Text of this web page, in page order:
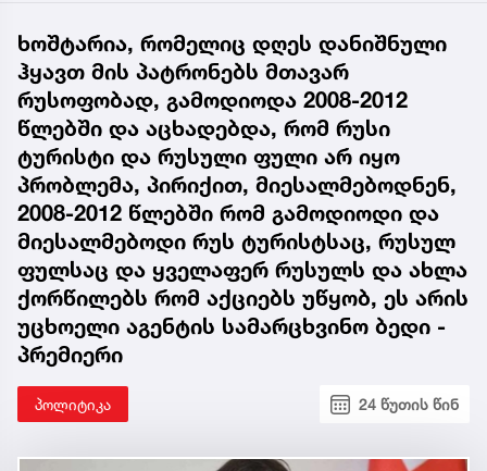
ხოშტარია, რომელიც დღეს დანიშნული
ჰყავთ მის პატრონებს მთავარ
რუსოფობად, გამოდიოდა 2008-2012
წლებში და აცხადებდა, რომ რუსი
ტურისტი და რუსული ფული არ იყო
პრობლემა, პირიქით, მიესალმებოდნენ,
2008-2012 წლებში რომ გამოდიოდი და
მიესალმებოდი რუს ტურისტსაც, რუსულ
ფულსაც და ყველაფერ რუსულს და ახლა
ქორწილებს რომ აქციებს უწყობ, ეს არის
უცხოელი აგენტის სამარცხვინო ბედი -
პრემიერი
პოლიტიკა 24 წუთის წინ